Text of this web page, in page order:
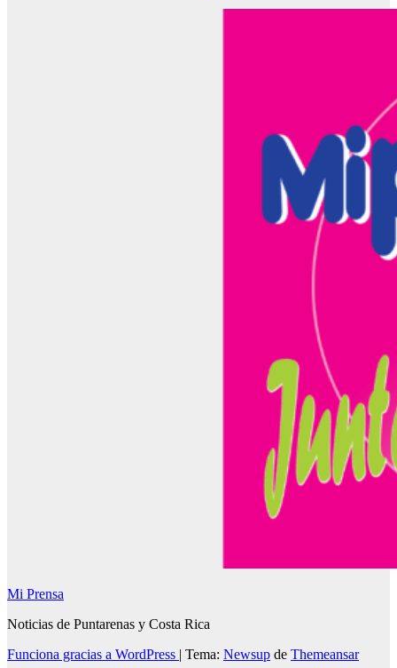
Mi Prensa
Noticias de Puntarenas y Costa Rica
Funciona gracias a WordPress | Tema: Newsup de Themeansar